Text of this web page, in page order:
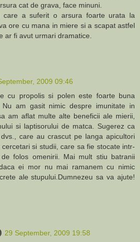
cat de grava, face minuni.
care a suferit o arsura foarte urata la
ore cu mana in miere si a scapat astfel
ar fi avut urmari dramatice.
2009 09:46
cu propolis si polen este foarte buna
Nu am gasit nimic despre imunitate in
am aflat multe alte beneficii ale mierii,
si laptisorului de matca. Sugerez ca
care au crascut pe langa apicultori
si studii, care sa fie stocate intr-
folos omenirii. Mai mult stiu batranii
ei mor nu mai ramanem cu nimic
ale stupului.Dumnezeu sa va ajute!
29 September, 2009 19:58